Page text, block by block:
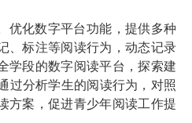
优化数字平台功能，提供多种
、标注等阅读行为，动态记录
学段的数字阅读平台，探索建
过分析学生的阅读行为，对照
方案，促进青少年阅读工作提